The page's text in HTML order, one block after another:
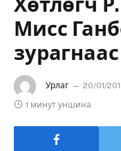
Мисс
зурагнаас
Урлаг 20/01/
1 минут уншина